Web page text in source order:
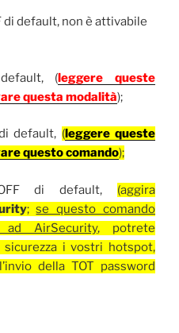
di default, non è attivabile
(leggere queste
questa modalità);
default, (leggere queste
questo comando);
di default, (aggira
;se questo comando
AirSecurity, potrete
i vostri hotspot,
della TOT password